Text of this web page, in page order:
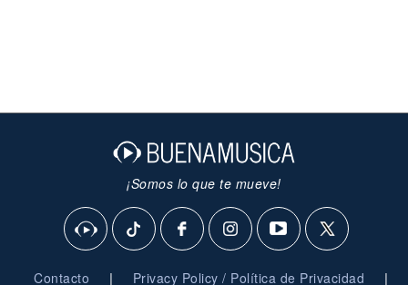
¡Somos lo que te mueve!
Contacto | Privacy Policy / Política de Privacidad |